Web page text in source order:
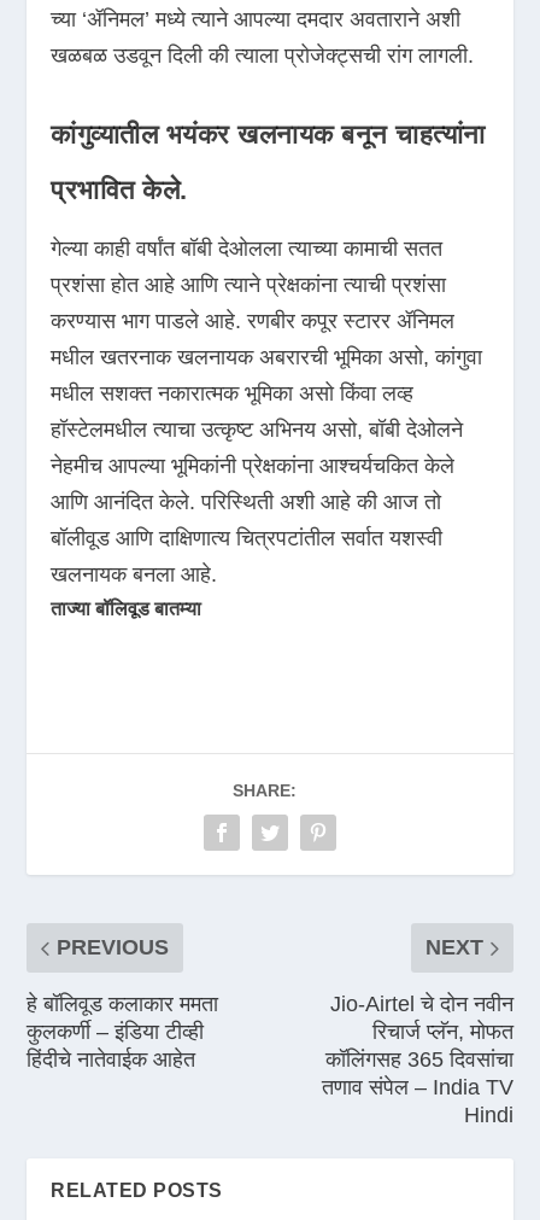
च्या ‘ॲनिमल’ मध्ये त्याने आपल्या दमदार अवताराने अशी
खळबळ उडवून दिली की त्याला प्रोजेक्ट्सची रांग लागली.
कांगुव्यातील भयंकर खलनायक बनून चाहत्यांना
प्रभावित केले.
गेल्या काही वर्षांत बॉबी देओलला त्याच्या कामाची सतत
प्रशंसा होत आहे आणि त्याने प्रेक्षकांना त्याची प्रशंसा
करण्यास भाग पाडले आहे. रणबीर कपूर स्टारर ॲनिमल
मधील खतरनाक खलनायक अबरारची भूमिका असो, कांगुवा
मधील सशक्त नकारात्मक भूमिका असो किंवा लव्ह
हॉस्टेलमधील त्याचा उत्कृष्ट अभिनय असो, बॉबी देओलने
नेहमीच आपल्या भूमिकांनी प्रेक्षकांना आश्चर्यचकित केले
आणि आनंदित केले. परिस्थिती अशी आहे की आज तो
बॉलीवूड आणि दाक्षिणात्य चित्रपटांतील सर्वात यशस्वी
खलनायक बनला आहे.
ताज्या बॉलिवूड बातम्या
SHARE:
PREVIOUS
हे बॉलिवूड कलाकार ममता
कुलकर्णी – इंडिया टीव्ही
हिंदीचे नातेवाईक आहेत
NEXT
Jio-Airtel चे दोन नवीन
रिचार्ज प्लॅन, मोफत
कॉलिंगसह 365 दिवसांचा
तणाव संपेल – India TV
Hindi
RELATED POSTS